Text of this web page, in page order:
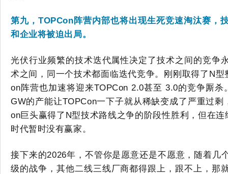
第九，TOPCon阵营内部也将出现生死竞速淘汰赛 ，
和企业将被迫出局。
光伏行业频繁的技术迭代属性决定了技术之间的竞争
术之间，同一个技术都面临迭代竞争。刚刚取得了 N型
on阵营也加速将迎来TOPCon 2.0甚至 3.0的竞争厮杀
GW的产能让TOPCon一下子就从稀缺变成了严重过
on巨头赢得了N型技术路线之争的阶段性胜利，但在连
时代暂时没有赢家。
接下来的2026年， 不管你是愿意还是不愿意，随着几
级的战争，其他二线三线厂商都得跟上， 跟不上，那